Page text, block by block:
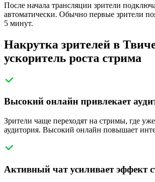
После начала трансляции зрители
автоматически. Обычно первые зрители
5 минут.
Накрутка зрителей в
ускоритель роста стрима
Высокий онлайн привлекает
Зрители чаще переходят на стримы, где
аудитория. Высокий онлайн повышает
Активный чат усиливает эффект